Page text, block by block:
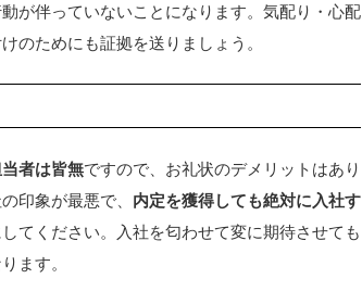
が伴っていないことになります。気配り・心配
のためにも証拠を送りましょう。
者は皆無ですので、お礼状のデメリットはあり
印象が最悪で、 内定を獲得しても絶対に入社す
してください。入社を匂わせて変に期待させても
ます。